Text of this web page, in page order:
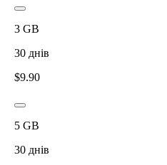
3 GB
30 днів
$9.90
5 GB
30 днів